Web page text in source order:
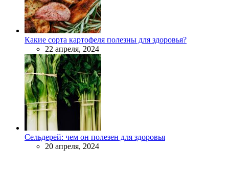
Какие сорта картофеля полезны для здоровья?
22 апреля, 2024
Сельдерей: чем он полезен для здоровья
20 апреля, 2024